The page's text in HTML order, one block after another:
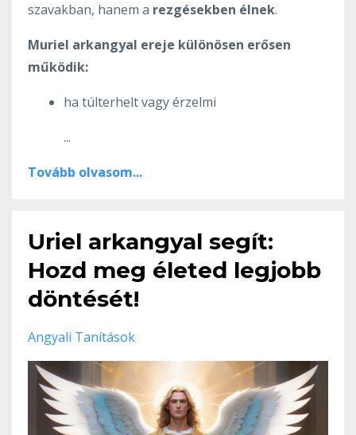
szavakban, hanem a rezgésekben élnek.
Muriel arkangyal ereje különösen erősen
működik:
ha túlterhelt vagy érzelmi
...
Tovább olvasom...
Uriel arkangyal segít:
Hozd meg életed legjobb
döntését!
Angyali Tanítások